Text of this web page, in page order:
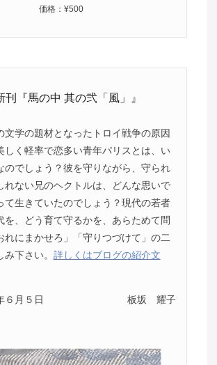
価格：¥500
刊『馬の中 其の弐「風」』
文学の題材となったトロイ戦争の原因
しく軽率で恋多い青年パリスとは、い
のでしょう？彼を守りながら、守られ
れない兄のヘクトルは、どんな思いで
て生きていたのでしょう？現代の若者
を、どう育て守るかを、あらためて問
れにまかせろ」「守りつづけて」の二
下さい。 詳しくはブログの紹介文
６月５日 板坂 耀子